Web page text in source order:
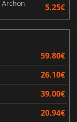
Archon 5.25€
59.80€
26.10€
39.00€
20.94€